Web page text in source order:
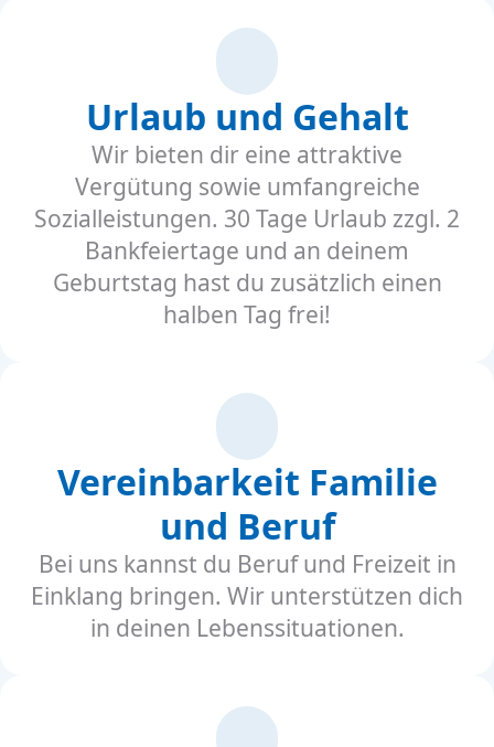
Urlaub und Gehalt
Wir bieten dir eine attraktive
Vergütung sowie umfangreiche
Sozialleistungen. 30 Tage Urlaub zzgl. 2
Bankfeiertage und an deinem
Geburtstag hast du zusätzlich einen
halben Tag frei!
Vereinbarkeit Familie
und Beruf
Bei uns kannst du Beruf und Freizeit in
Einklang bringen. Wir unterstützen dich
in deinen Lebenssituationen.